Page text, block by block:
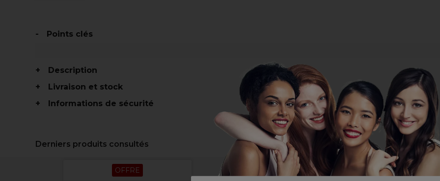
Points clés
Description
Livraison et stock
Informations de sécurité
Derniers produits consultés
OFFRE